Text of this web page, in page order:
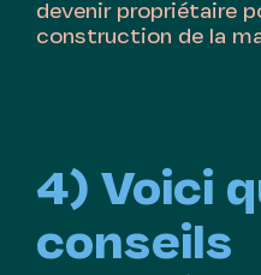
devenir propriétaire
construction de la
4) Voici
conseils